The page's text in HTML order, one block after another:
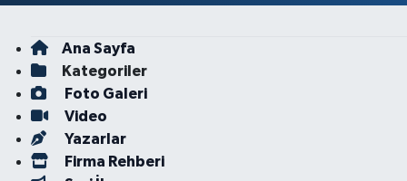
Ana Sayfa
Kategoriler
Foto Galeri
Video
Yazarlar
Firma Rehberi